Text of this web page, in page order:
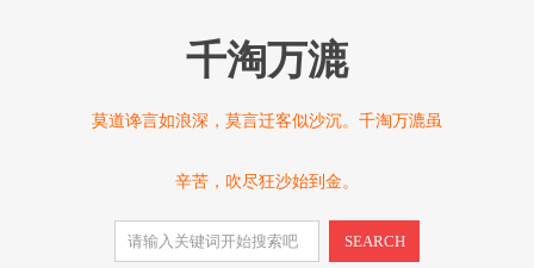
千淘万漉
莫道谗言如浪深，莫言迁客似沙沉。千淘万漉虽
辛苦，吹尽狂沙始到金。
SEARCH